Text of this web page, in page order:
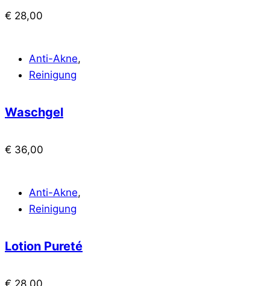
€ 28,00
Anti-Akne,
Reinigung
Waschgel
€ 36,00
Anti-Akne,
Reinigung
Lotion Pureté
€ 28,00